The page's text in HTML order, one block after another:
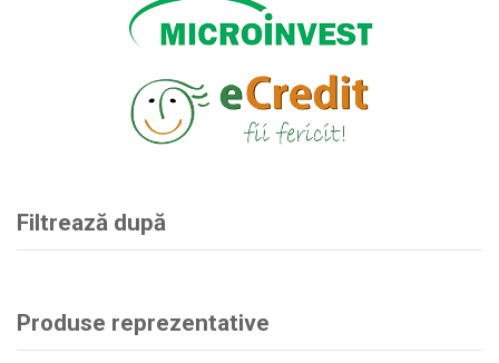
Filtrează după
Produse reprezentative